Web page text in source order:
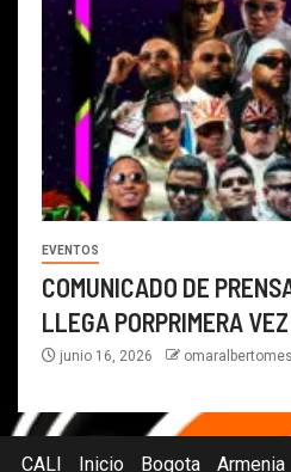
EVENTOS
COMUNICADO DE
LLEGA PORPRIMERA
junio 16, 2026
CALI Inicio Bogota Armenia